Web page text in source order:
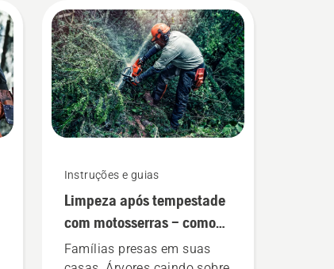
Neste guia, juntamos
algumas dicas sobre como
deixar a sua serra pronta
para o funcionamento.
Instruções e guias
Limpeza após tempestade
com motosserras – como
se manter seguro quando a
Famílias presas em suas